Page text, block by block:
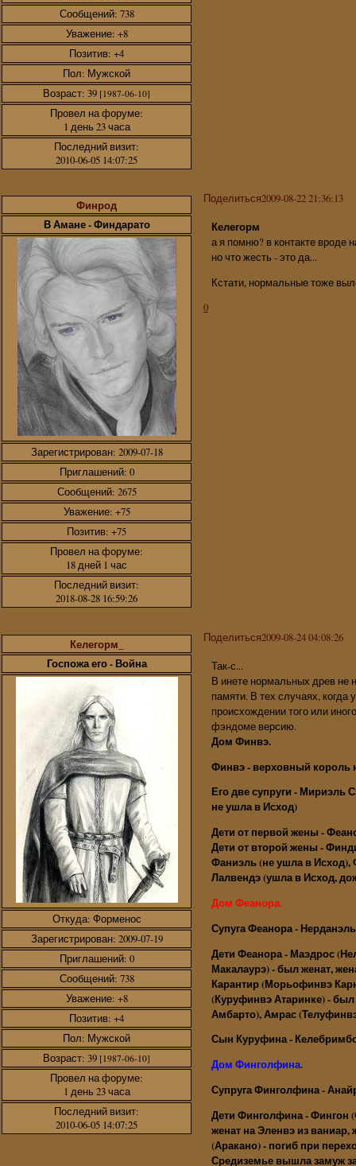
Сообщений: 738
Уважение: +8
Позитив: +4
Пол: Мужской
Возраст: 39 [1987-06-10]
Провел на форуме:
1 день 23 часа
Последний визит:
2010-06-05 14:07:25
Поделиться2009-08-22 21:36:13
Финрод
В Амане - Финдарато
Зарегистрирован: 2009-07-18
Приглашений: 0
Сообщений: 2675
Уважение: +75
Позитив: +75
Провел на форуме:
18 дней 1 час
Последний визит:
2018-08-28 16:59:26
Келегорм
а я помню? в контакте вроде
но что жесть - это да...
Кстати, нормальные тоже
0
Поделиться2009-08-24 04:08:26
Келегорм_
Госпожа его - Война
Откуда: Форменос
Зарегистрирован: 2009-07-19
Приглашений: 0
Сообщений: 738
Уважение: +8
Позитив: +4
Пол: Мужской
Возраст: 39 [1987-06-10]
Провел на форуме:
1 день 23 часа
Последний визит:
2010-06-05 14:07:25
Так-с...
В инете нормальных древ не
памяти. В тех случаях, когда
происхождении того или
фэндоме версию.
Дом Финвэ.
Финвэ - верховный король
Его две супруги - Мириэль
не ушла в Исход)
Дети от первой жены -
Дети от второй жены -
Фаниэль (не ушла в
Лалвендэ (ушла в Исход,
Дом Феанора.
Супуга Феанора -
Дети Феанора - Маэдрос
Макалаурэ) - был женат,
Карантир (Морьофинвэ
(Куруфинвэ Атаринке) -
Амбарто), Амрас
Сын Куруфина -
Дом Финголфина.
Супруга Финголфина -
Дети Финголфина - Фингон
женат на Эленвэ из ваниар,
(Аракано) - погиб при
Средиземье вышла замуж